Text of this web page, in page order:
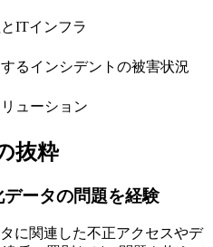
ITインフラ
るインシデントの被害状況
ューション
抜粋
ータの問題を経験
に関連した不正アクセスやデ